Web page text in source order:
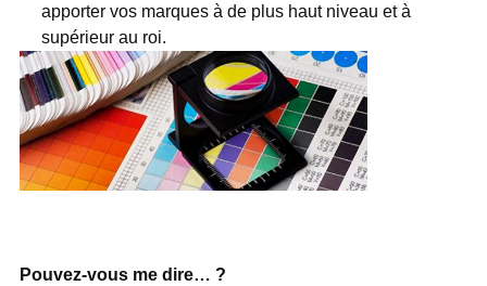
apporter vos marques à de plus haut niveau et à
supérieur au roi.
Pouvez-vous me dire… ?